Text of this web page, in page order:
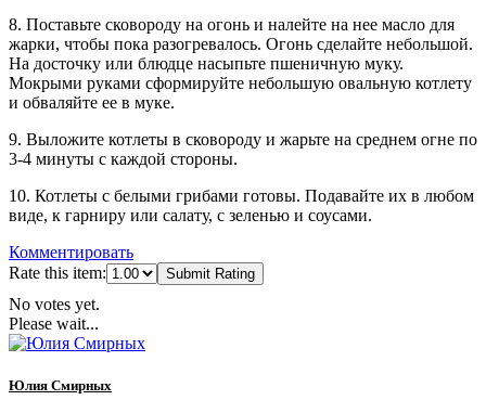
8. Поставьте сковороду на огонь и налейте на нее масло для
жарки, чтобы пока разогревалось. Огонь сделайте небольшой.
На досточку или блюдце насыпьте пшеничную муку.
Мокрыми руками сформируйте небольшую овальную котлету
и обваляйте ее в муке.
9. Выложите котлеты в сковороду и жарьте на среднем огне по
3-4 минуты с каждой стороны.
10. Котлеты с белыми грибами готовы. Подавайте их в любом
виде, к гарниру или салату, с зеленью и соусами.
Комментировать
Rate this item:
Submit Rating
No votes yet.
Please wait...
Юлия Смирных